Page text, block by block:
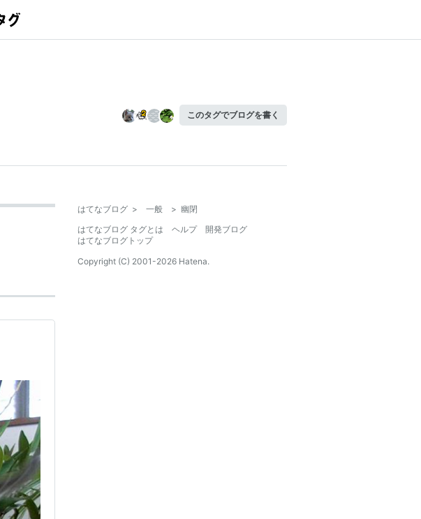
このタグでブログを書く
はてなブログ > 一般 > 幽閉
はてなブログ タグとは
ヘルプ
開発ブログ
はてなブログトップ
Copyright (C) 2001-2026 Hatena.